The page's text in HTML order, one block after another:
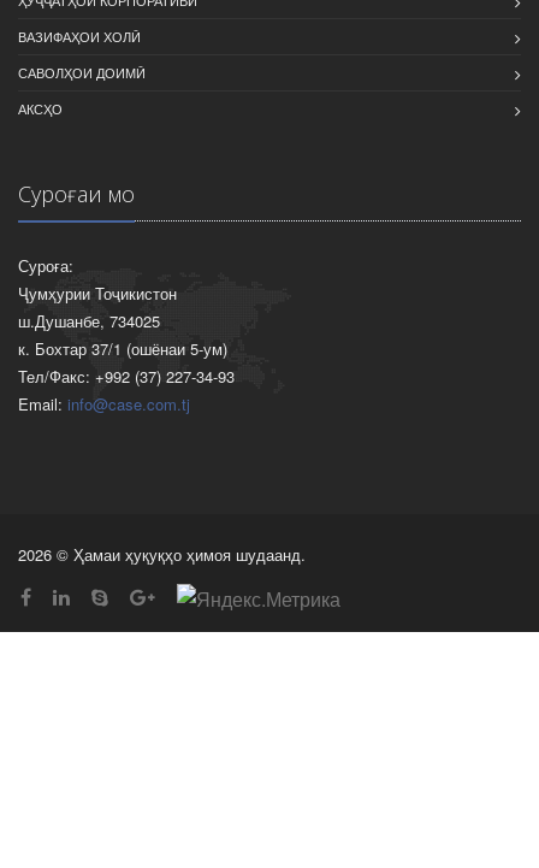
ВАЗИФАҲОИ ХОЛӢ
САВОЛҲОИ ДОИМӢ
АКСҲО
Суроғаи мо
Суроға:
Ҷумҳурии Тоҷикистон
ш.Душанбе, 734025
к. Бохтар 37/1 (ошёнаи 5-ум)
Тел/Факс: +992 (37) 227-34-93
Email: info@case.com.tj
2026 © Ҳамаи ҳуқуқҳо ҳимоя шудаанд.